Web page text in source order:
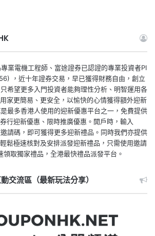
業電機工程師、富途證券已認證的專業投資者PI
，近十年證券交易，早已獲得財務自由，創立
希望更多入門投資者能夠理性分析、明智運用各
家更簡易、更安全，以愉快的心情獲得額外迎新
最多香港人使用的迎新優惠平台之一，免費提供
行迎新優惠、限時推廣優惠。開戶時，輸入
請碼，即可獲得更多迎新禮品。同時我們亦提供
鬆極速核對及安排派發迎新禮品，只需使用邀請
領取獨家禮品，全港最快禮品派發平台。
交流區（最新玩法分享）